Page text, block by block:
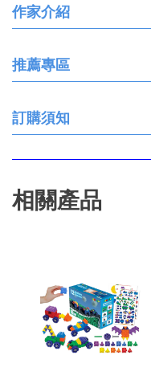
作家介紹
推薦專區
訂購須知
相關產品